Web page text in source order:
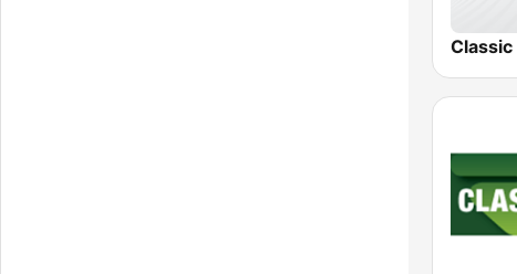
Classic